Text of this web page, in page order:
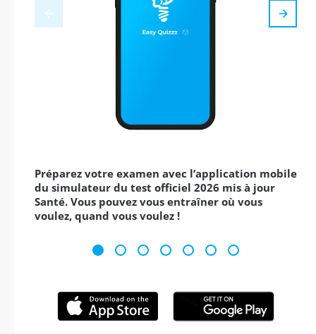
Préparez votre examen avec l’application mobile
du simulateur du test officiel 2026 mis à jour
Santé. Vous pouvez vous entraîner où vous
voulez, quand vous voulez !